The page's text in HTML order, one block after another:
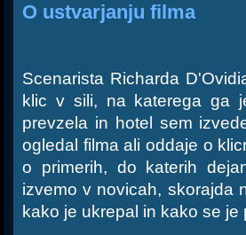
O ustvarjanju filma
Scenarista Richarda
klic v sili, na katerega ga
prevzela in hotel sem
ogledal filma ali oddaje o
o primerih, do katerih
izvemo v novicah, skorajda
kako je ukrepal in kako se je